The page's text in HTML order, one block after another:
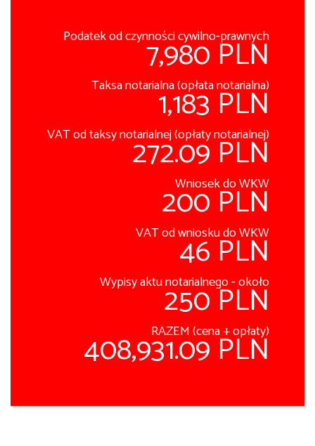
Podatek od czynności cywilno-prawnych
7,980 PLN
Taksa notarialna (opłata notarialna)
1,183 PLN
VAT od taksy notarialnej (opłaty notarialnej)
272.09 PLN
Wniosek do WKW
200 PLN
VAT od wniosku do WKW
46 PLN
Wypisy aktu notarialnego - około
250 PLN
RAZEM (cena + opłaty)
408,931.09 PLN